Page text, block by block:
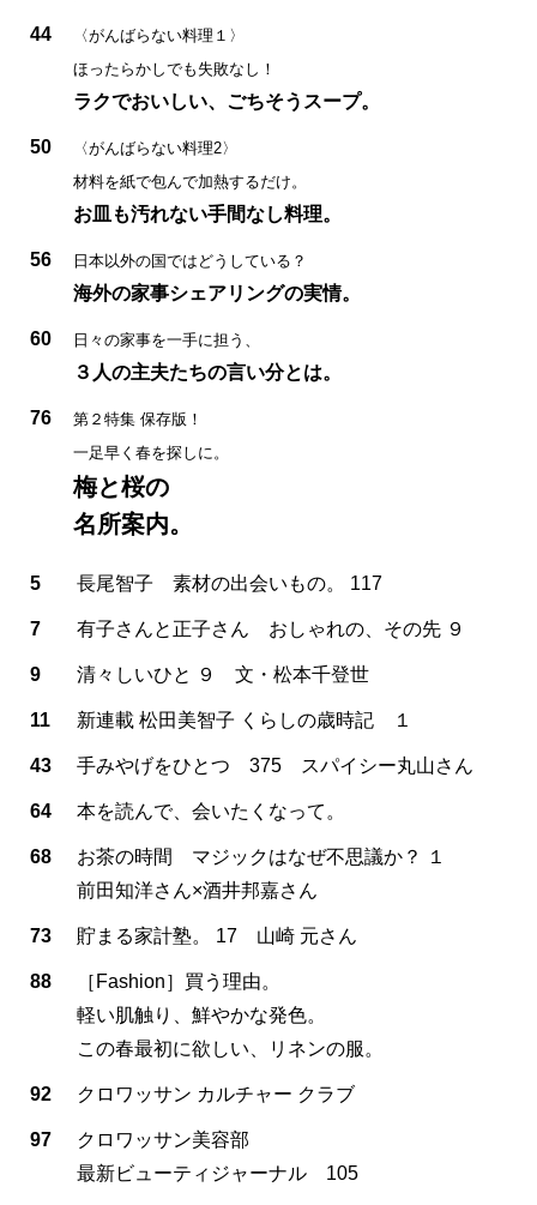
44
〈がんばらない料理１〉
ほったらかしでも失敗なし！
ラクでおいしい、ごちそうスープ。
50
〈がんばらない料理2〉
材料を紙で包んで加熱するだけ。
お皿も汚れない手間なし料理。
56 日本以外の国ではどうしている？
海外の家事シェアリングの実情。
60 日々の家事を一手に担う、
３人の主夫たちの言い分とは。
76
第２特集 保存版！
一足早く春を探しに。
梅と桜の
名所案内。
5 長尾智子 素材の出会いもの。 117
7 有子さんと正子さん おしゃれの、その先 ９
9 清々しいひと ９ 文・松本千登世
11 新連載 松田美智子 くらしの歳時記 １
43 手みやげをひとつ 375 スパイシー丸山さん
64 本を読んで、会いたくなって。
68
お茶の時間 マジックはなぜ不思議か？ １
前田知洋さん×酒井邦嘉さん
73 貯まる家計塾。 17 山崎 元さん
88
［Fashion］買う理由。
軽い肌触り、鮮やかな発色。
この春最初に欲しい、リネンの服。
92 クロワッサン カルチャー クラブ
97
クロワッサン美容部
最新ビューティジャーナル 105